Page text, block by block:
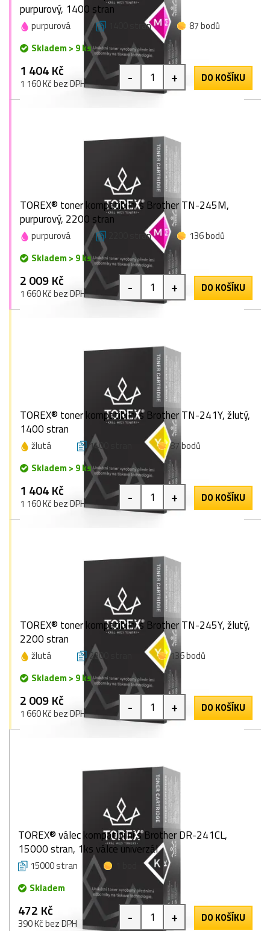
purpurový, 1400 stran
purpurová 1400 stran
87 bodů
Skladem > 9 ks
1 404 Kč
1 160 Kč bez DPH - + DO KOŠÍKU
TOREX® toner kompatibilní s Brother TN-245M,
purpurový, 2200 stran
purpurová 2200 stran
136 bodů
Skladem > 9 ks
2 009 Kč
1 660 Kč bez DPH - + DO KOŠÍKU
TOREX® toner kompatibilní s Brother TN-241Y, žlutý,
1400 stran
žlutá 1400 stran
87 bodů
Skladem > 9 ks
1 404 Kč
1 160 Kč bez DPH - + DO KOŠÍKU
TOREX® toner kompatibilní s Brother TN-245Y, žlutý,
2200 stran
žlutá 2200 stran
136 bodů
Skladem > 9 ks
2 009 Kč
1 660 Kč bez DPH - + DO KOŠÍKU
TOREX® válec kompatibilní s Brother DR-241CL,
15000 stran, 1ks válce univerzál
15000 stran
Skladem
472 Kč
390 Kč bez DPH - + DO KOŠÍKU